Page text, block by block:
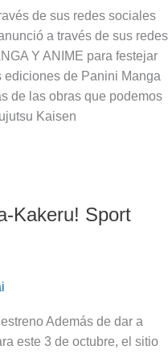
de sus redes sociales
a través de sus redes
Y ANIME para festejar
de Panini Manga
de las obras que podemos
Kaisen
Kakeru! Sport
Además de dar a
este 3 de octubre, el sitio